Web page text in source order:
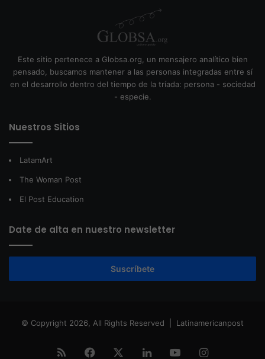
Este sitio pertenece a Globsa.org, un mensajero analítico bien
pensado, buscamos mantener a las personas integradas entre sí
en el desarrollo dentro del tiempo de la tríada: persona - sociedad
- especie.
Nuestros Sitios
LatamArt
The Woman Post
El Post Education
Date de alta en nuestro newsletter
Suscríbete
© Copyright 2026, All Rights Reserved | Latinamericanpost
RSS Facebook LinkedInYouTubeInstagram